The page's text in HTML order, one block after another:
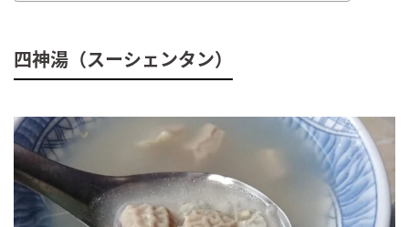
四神湯（スーシェンタン）